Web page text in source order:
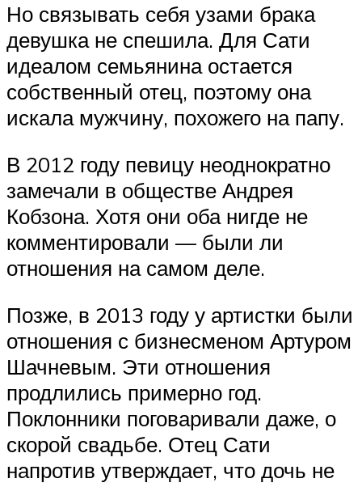
Но связывать себя узами брака
девушка не спешила. Для Сати
идеалом семьянина остается
собственный отец, поэтому она
искала мужчину, похожего на папу.
В 2012 году певицу неоднократно
замечали в обществе Андрея
Кобзона. Хотя они оба нигде не
комментировали — были ли
отношения на самом деле.
Позже, в 2013 году у артистки были
отношения с бизнесменом Артуром
Шачневым. Эти отношения
продлились примерно год.
Поклонники поговаривали даже, о
скорой свадьбе. Отец Сати
напротив утверждает, что дочь не